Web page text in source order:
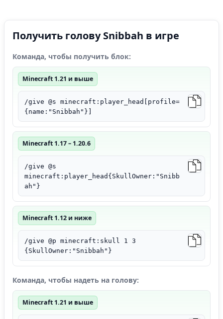
Получить голову Snibbah в игре
Команда, чтобы получить блок:
Minecraft 1.21 и выше
/give @s minecraft:player_head[profile=
{name:"Snibbah"}]
Minecraft 1.17 – 1.20.6
/give @s
minecraft:player_head{SkullOwner:"Snibb
ah"}
Minecraft 1.12 и ниже
/give @p minecraft:skull 1 3
{SkullOwner:"Snibbah"}
Команда, чтобы надеть на голову:
Minecraft 1.21 и выше